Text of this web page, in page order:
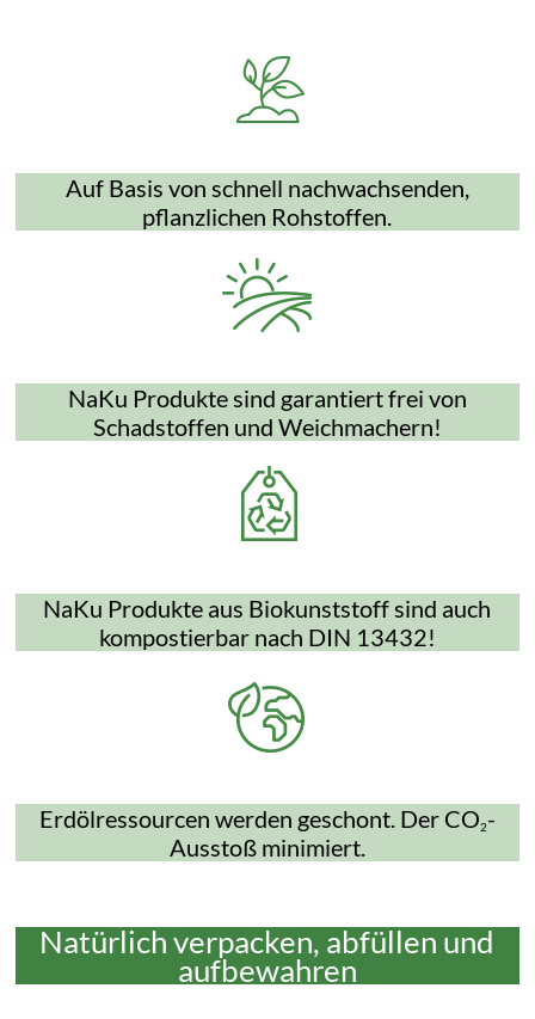
Auf Basis von schnell nachwachsenden,
pflanzlichen Rohstoffen.
NaKu Produkte sind garantiert frei von
Schadstoffen und Weichmachern!
NaKu Produkte aus Biokunststoff sind auch
kompostierbar nach DIN 13432!
Erdölressourcen werden geschont. Der CO2-
Ausstoß minimiert.
Natürlich verpacken, abfüllen und
aufbewahren